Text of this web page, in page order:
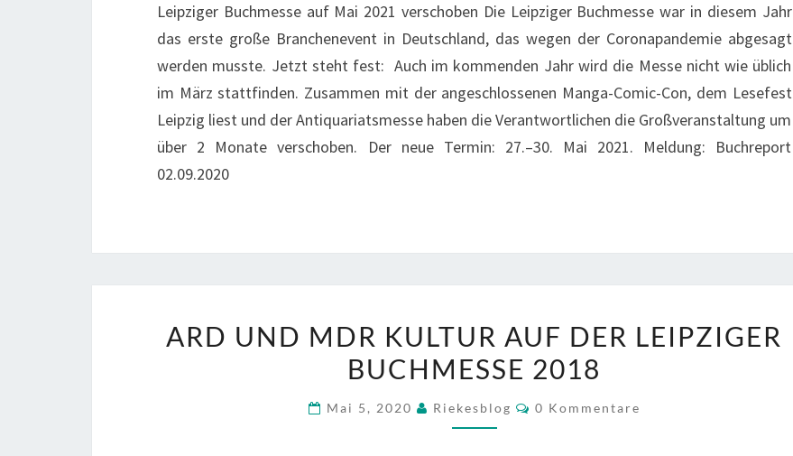
Leipziger Buchmesse auf Mai 2021 verschoben Die Leipziger Buchmesse war in diesem Jahr
das erste große Branchenevent in Deutschland, das wegen der Coronapandemie abgesagt
werden musste. Jetzt steht fest: Auch im kommenden Jahr wird die Messe nicht wie üblich
im März stattfinden. Zusammen mit der angeschlossenen Manga-Comic-Con, dem Lesefest
Leipzig liest und der Antiquariatsmesse haben die Verantwortlichen die Großveranstaltung um
über 2 Monate verschoben. Der neue Termin: 27.–30. Mai 2021. Meldung: Buchreport
02.09.2020
UND
MDR
AUF
ARD UND MDR KULTUR AUF DER LEIPZIGER
BUCHMESSE 2018
Mai 5, 2020 Riekesblog Kommentare
0 Kommentare